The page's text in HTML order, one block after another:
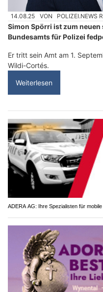
14.08.25 VON POLIZEI.NEWS
Simon Spörri ist zum
Bundesamts für Polizei
Er tritt sein Amt am 1.
Wildi-Cortés.
Weiterlesen
ADERA AG: Ihre Spezialisten für